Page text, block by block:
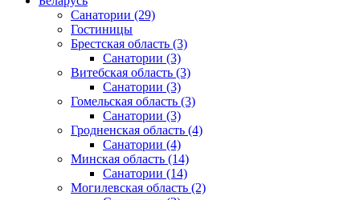
Санатории (29)
Гостиницы
Брестская область (3)
Санатории (3)
Витебская область (3)
Санатории (3)
Гомельская область (3)
Санатории (3)
Гродненская область (4)
Санатории (4)
Минская область (14)
Санатории (14)
Могилевская область (2)